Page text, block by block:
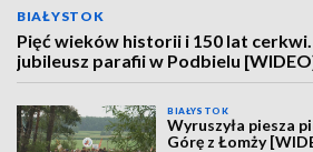
BIAŁYSTOK
Pięć wieków historii i 150 lat
jubileusz parafii w Podbielu
BIAŁYSTOK
Wyruszyła piesza
Górę z Łomży